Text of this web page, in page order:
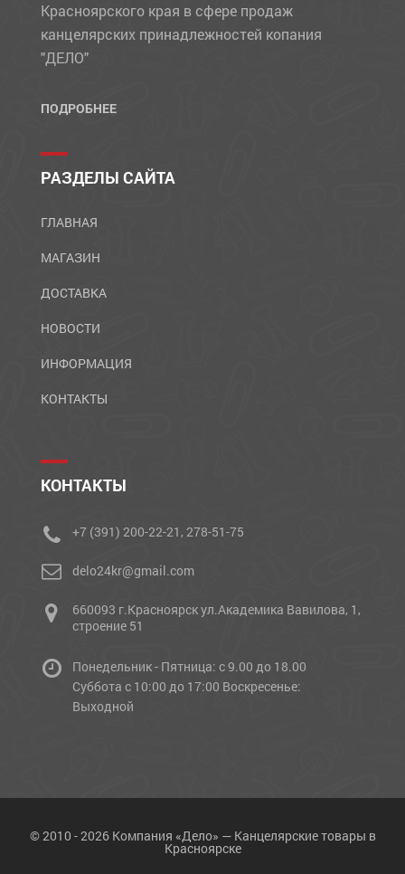
Красноярского края в сфере продаж
канцелярских принадлежностей копания
"ДЕЛО"
ПОДРОБНЕЕ
РАЗДЕЛЫ САЙТА
ГЛАВНАЯ
МАГАЗИН
ДОСТАВКА
НОВОСТИ
ИНФОРМАЦИЯ
КОНТАКТЫ
КОНТАКТЫ
+7 (391) 200-22-21, 278-51-75
delo24kr@gmail.com
660093 г.Красноярск ул.Академика Вавилова, 1,
строение 51
Понедельник - Пятница: с 9.00 до 18.00
Cуббота с 10:00 до 17:00 Воскресенье:
Выходной
© 2010 - 2026 Компания «Дело» — Канцелярские товары в
Красноярске